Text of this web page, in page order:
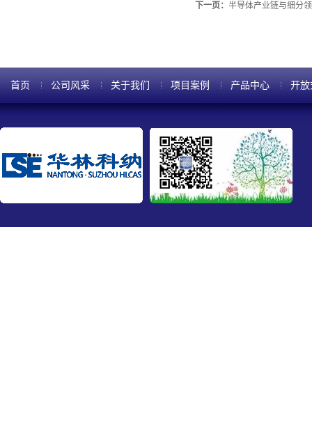
下一页： 半导体产业链与细分
首页 公司风采 关于我们 项目案例 产品中心 开放